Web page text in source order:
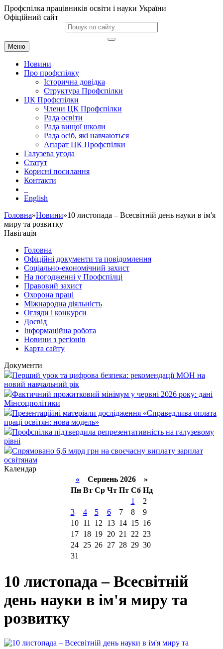
Профспілка працівників освіти і науки України
Офіційний сайт
Меню
Новини
Про профспілку
Історична довідка
Структура Профспілки
ЦК Профспілки
Члени ЦК Профспілки
Рада освіти
Рада вищої школи
Рада осіб, які навчаються
Апарат ЦК Профспілки
Галузева угода
Статут
Корисні посилання
Контакти
English
Головна»Новини»10 листопада – Всесвітній день науки в ім'я
миру та розвитку
Навігація
Головна
Офіційні документи та повідомлення
Соціально-економічний захист
На погодженні у Профспілці
Правовий захист
Охорона праці
Міжнародна діяльність
Огляди і конкурси
Досвід
Інформаційна робота
Новини з регіонів
Карта сайту
Документи
Перший урок та цифрова безпека: рекомендації МОН на
новий навчальний рік
Фактичний прожитковий мінімум у червні 2026 року: дані
Мінсоцполітики
Презентаційні матеріали дослідження «Справедлива оплата
праці освітян: нова модель»
Профспілка підтвердила репрезентативність на галузевому
рівні
Спрямовано 6,6 млрд грн на своєчасну виплату зарплат
освітянам
Календар
«Серпень 2026 »
Пн Вт Ср Чт Пт Сб Нд
1
2
3
4 5 6 7 8
9
10
11 12 13 14 15 16
17
18 19 20 21 22 23
24
25 26 27 28 29 30
31
10 листопада – Всесвітній
день науки в ім'я миру та
розвитку